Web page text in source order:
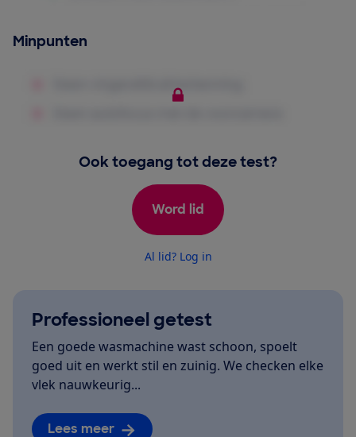
Minpunten
Ook toegang tot deze test?
Word lid
Al lid? Log in
Professioneel getest
Een goede wasmachine wast schoon, spoelt
goed uit en werkt stil en zuinig. We checken elke
vlek nauwkeurig...
Lees meer